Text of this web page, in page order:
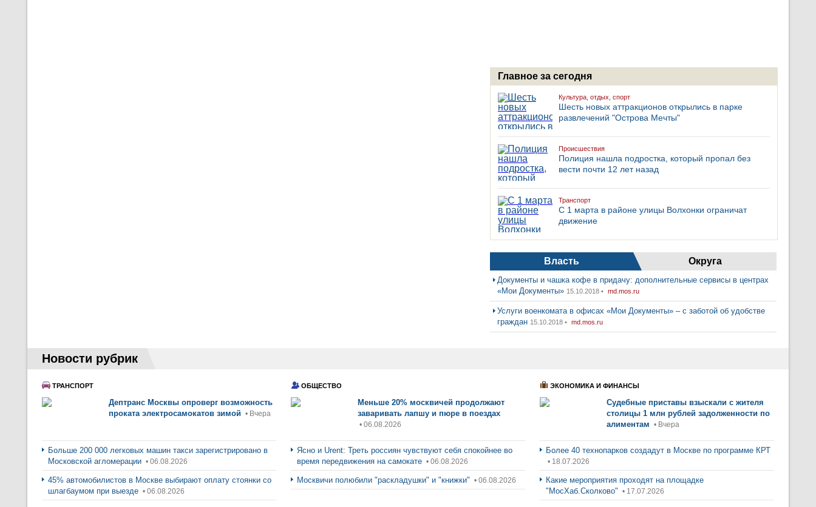
Главное за сегодня
Культура, отдых, спорт
Шесть новых аттракционов открылись в парке
развлечений "Острова Мечты"
Происшествия
Полиция нашла подростка, который пропал без
вести почти 12 лет назад
Транспорт
С 1 марта в районе улицы Волхонки ограничат
движение
Власть Округа
Документы и чашка кофе в придачу: дополнительные сервисы в центрах
«Мои Документы» 15.10.2018 • md.mos.ru
Услуги военкомата в офисах «Мои Документы» – с заботой об удобстве
граждан 15.10.2018 • md.mos.ru
Новости рубрик
ТРАНСПОРТ
Дептранс Москвы опроверг возможность
проката электросамокатов зимой • Вчера
Больше 200 000 легковых машин такси зарегистрировано в
Московской агломерации • 06.08.2026
45% автомобилистов в Москве выбирают оплату стоянки со
шлагбаумом при выезде • 06.08.2026
ОБЩЕСТВО
Меньше 20% москвичей продолжают
заваривать лапшу и пюре в поездах
• 06.08.2026
Ясно и Urent: Треть россиян чувствуют себя спокойнее во
время передвижения на самокате • 06.08.2026
Москвичи полюбили "раскладушки" и "книжки" • 06.08.2026
ЭКОНОМИКА И ФИНАНСЫ
Судебные приставы взыскали с жителя
столицы 1 млн рублей задолженности по
алиментам • Вчера
Более 40 технопарков создадут в Москве по программе КРТ
• 18.07.2026
Какие мероприятия проходят на площадке
"МосХаб.Сколково" • 17.07.2026